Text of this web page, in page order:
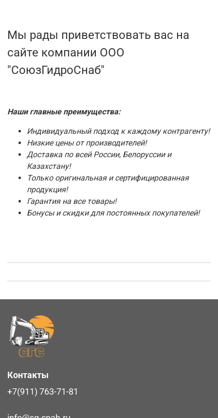
Мы рады приветствовать вас на
сайте компании ООО
"СоюзГидроСнаб"
Наши главные преимущества:
Индивидуальный подход к каждому контрагенту!
Низкие цены от производителей!
Доставка по всей России, Белоруссии и
Казахстану!
Только оригинальная и сертифицированная
продукция!
Гарантия на все товары!
Бонусы и скидки для постоянных покупателей!
Контакты
+7(911) 763-71-81